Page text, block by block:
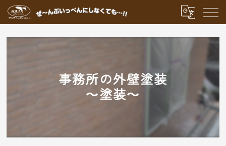
事務所の外壁塗装
～塗装～